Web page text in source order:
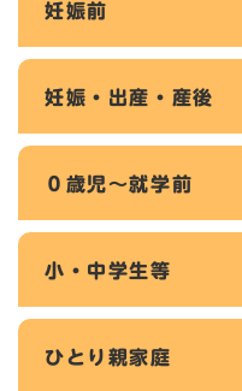
妊娠前
妊娠・出産・産後
０歳児～就学前
小・中学生等
ひとり親家庭